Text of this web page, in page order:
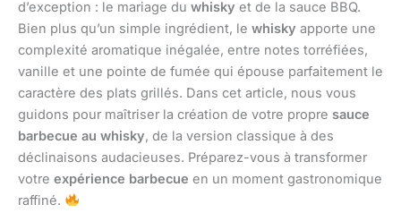
d’exception : le mariage du whisky et de la sauce BBQ.
Bien plus qu’un simple ingrédient, le whisky apporte une
complexité aromatique inégalée, entre notes torréfiées,
vanille et une pointe de fumée qui épouse parfaitement le
caractère des plats grillés. Dans cet article, nous vous
guidons pour maîtriser la création de votre propre sauce
barbecue au whisky, de la version classique à des
déclinaisons audacieuses. Préparez-vous à transformer
votre expérience barbecue en un moment gastronomique
raffiné.